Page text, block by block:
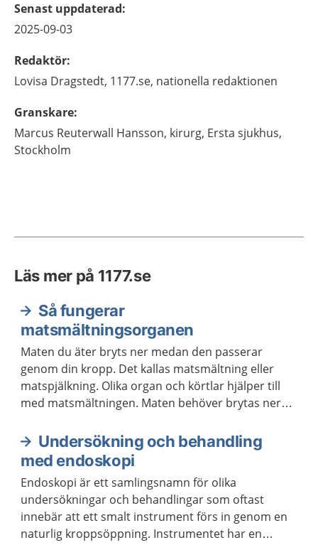
Senast uppdaterad:
2025-09-03
Redaktör:
Lovisa Dragstedt, 1177.se, nationella redaktionen
Granskare:
Marcus Reuterwall Hansson, kirurg, Ersta sjukhus,
Stockholm
Läs mer på 1177.se
Så fungerar
matsmältningsorganen
Maten du äter bryts ner medan den passerar
genom din kropp. Det kallas matsmältning eller
matspjälkning. Olika organ och körtlar hjälper till
med matsmältningen. Maten behöver brytas ner
maten innehåller.
Undersökning och behandling
med endoskopi
Endoskopi är ett samlingsnamn för olika
undersökningar och behandlingar som oftast
innebär att ett smalt instrument förs in genom en
naturlig kroppsöppning. Instrumentet har en